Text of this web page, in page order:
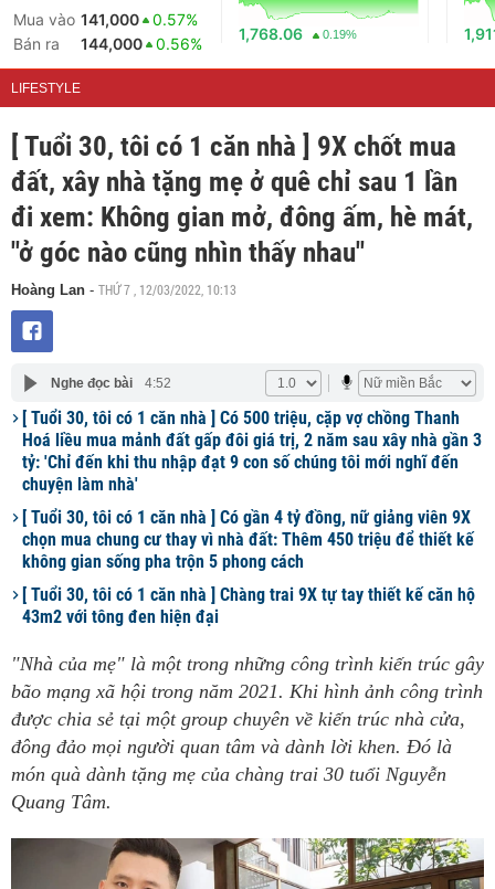
Mua vào 141,000
0.57%
Bán ra
144,000 0.56%
1,768.06 0.19%
LIFESTYLE
[ Tuổi 30, tôi có 1 căn nhà ] 9X chốt mua
đất, xây nhà tặng mẹ ở quê chỉ sau 1 lần
đi xem: Không gian mở, đông ấm, hè mát,
"ở góc nào cũng nhìn thấy nhau"
Hoàng Lan - THỨ 7 , 12/03/2022, 10:13
Nghe đọc bài 4:52
[ Tuổi 30, tôi có 1 căn nhà ] Có 500 triệu, cặp vợ chồng Thanh
Hoá liều mua mảnh đất gấp đôi giá trị, 2 năm sau xây nhà gần 3
tỷ: 'Chỉ đến khi thu nhập đạt 9 con số chúng tôi mới nghĩ đến
chuyện làm nhà'
[ Tuổi 30, tôi có 1 căn nhà ] Có gần 4 tỷ đồng, nữ giảng viên 9X
chọn mua chung cư thay vì nhà đất: Thêm 450 triệu để thiết kế
không gian sống pha trộn 5 phong cách
[ Tuổi 30, tôi có 1 căn nhà ] Chàng trai 9X tự tay thiết kế căn hộ
43m2 với tông đen hiện đại
"Nhà của mẹ" là một trong những công trình kiến trúc gây
bão mạng xã hội trong năm 2021. Khi hình ảnh công trình
được chia sẻ tại một group chuyên về kiến trúc nhà cửa,
đông đảo mọi người quan tâm và dành lời khen. Đó là
món quà dành tặng mẹ của chàng trai 30 tuổi Nguyễn
Quang Tâm.